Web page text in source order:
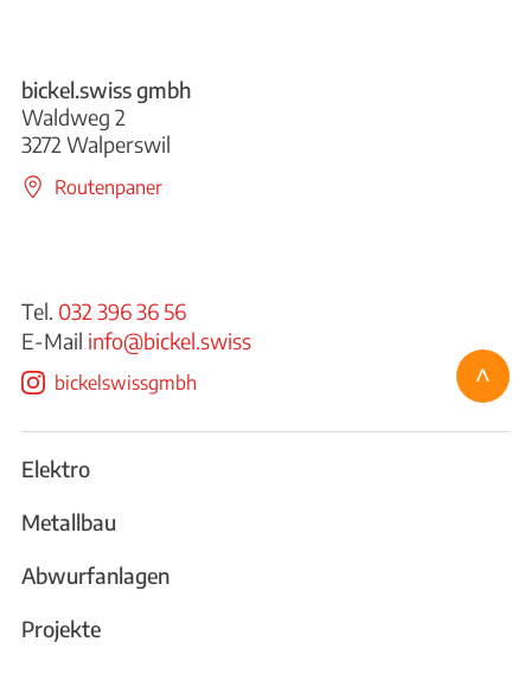
bickel.swiss gmbh
Waldweg 2
3272 Walperswil
Routenpaner
Tel. 032 396 36 56
E-Mail info@bickel.swiss
bickelswissgmbh
Elektro
Metallbau
Abwurfanlagen
Projekte
^